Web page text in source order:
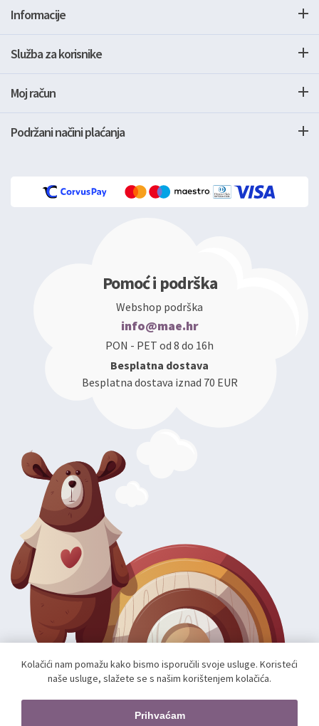
Informacije
Služba za korisnike
Moj račun
Podržani načini plaćanja
Pomoć i podrška
Webshop podrška
info@mae.hr
PON - PET od 8 do 16h
Besplatna dostava
Besplatna dostava iznad 70 EUR
Kolačići nam pomažu kako bismo isporučili svoje usluge. Koristeći
naše usluge, slažete se s našim korištenjem kolačića.
Prihvaćam